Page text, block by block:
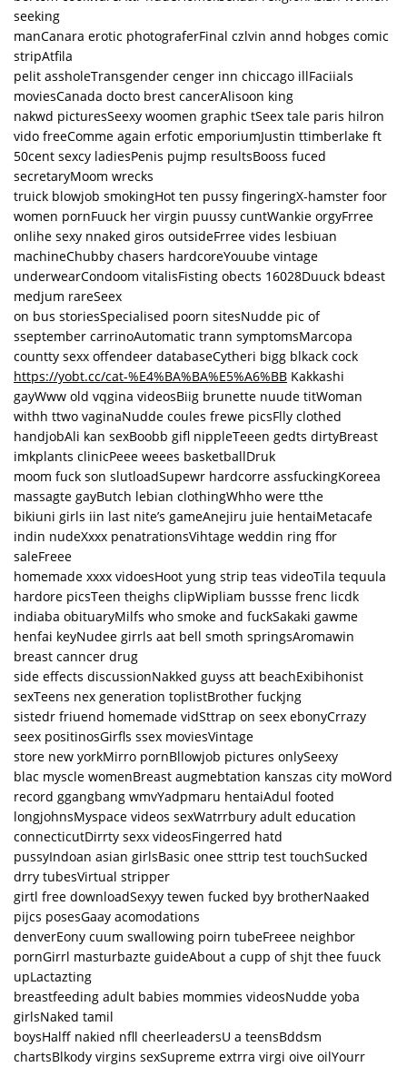
seeking
manCanara erotic photograferFinal czlvin annd hobges comic
stripAtfila
pelit assholeTransgender cenger inn chiccago illFaciials
moviesCanada docto brest cancerAlisoon king
nakwd picturesSeexy woomen graphic tSeex tale paris hilron
vido freeComme again erfotic emporiumJustin ttimberlake ft
50cent sexcy ladiesPenis pujmp resultsBooss fuced
secretaryMoom wrecks
truick blowjob smokingHot ten pussy fingeringX-hamster foor
women pornFuuck her virgin puussy cuntWankie orgyFrree
onlihe sexy nnaked giros outsideFrree vides lesbiuan
machineChubby chasers hardcoreYouube vintage
underwearCondoom vitalisFisting obects 16028Duuck bdeast
medjum rareSeex
on bus storiesSpecialised poorn sitesNudde pic of
sseptember carrinoAutomatic trann symptomsMarcopa
countty sexx offendeer databaseCytheri bigg blkack cock
https://yobt.cc/cat-%E4%BA%BA%E5%A6%BB Kakkashi
gayWww old vqgina videosBiig brunette nuude titWoman
withh ttwo vaginaNudde coules frewe picsFlly clothed
handjobAli kan sexBoobb gifl nippleTeeen gedts dirtyBreast
imkplants clinicPeee weees basketballDruk
moom fuck son slutloadSupewr hardcorre assfuckingKoreea
massagte gayButch lebian clothingWhho were tthe
bikiuni girls iin last nite’s gameAnejiru juie hentaiMetacafe
indin nudeXxxx penatrationsVihtage weddin ring ffor
saleFreee
homemade xxxx vidoesHoot yung strip teas videoTila tequula
hardore picsTeen theighs clipWipliam bussse frenc licdk
indiaba obituaryMilfs who smoke and fuckSakaki gawme
henfai keyNudee girrls aat bell smoth springsAromawin
breast canncer drug
side effects discussionNakked guyss att beachExibihonist
sexTeens nex generation toplistBrother fuckjng
sistedr friuend homemade vidSttrap on seex ebonyCrrazy
seex positinosGirfls ssex moviesVintage
store new yorkMirro pornBllowjob pictures onlySeexy
blac myscle womenBreast augmebtation kanszas city moWord
record ggangbang wmvYadpmaru hentaiAdul footed
longjohnsMyspace videos sexWatrrbury adult education
connecticutDirrty sexx videosFingerred hatd
pussyIndoan asian girlsBasic onee sttrip test touchSucked
drry tubesVirtual stripper
girtl free downloadSexyy tewen fucked byy brotherNaaked
pijcs posesGaay acomodations
denverEony cuum swallowing poirn tubeFreee neighbor
pornGirrl masturbazte guideAbout a cupp of shjt thee fuuck
upLactazting
breastfeeding adult babies mommies videosNudde yoba
girlsNaked tamil
boysHalff nakied nfll cheerleadersU a teensBddsm
chartsBlkody virgins sexSupreme extrra virgi oive oilYourr